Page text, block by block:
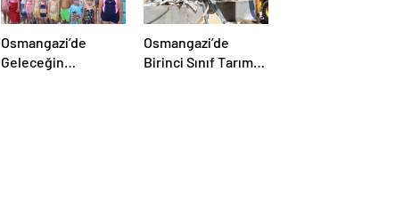
Osmangazi’de
Geleceğin
Osmangazi’de
Birinci Sınıf Tarım